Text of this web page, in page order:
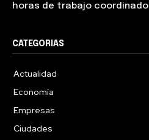
horas de trabajo coordinado
CATEGORIAS
Actualidad
Economía
Empresas
Ciudades